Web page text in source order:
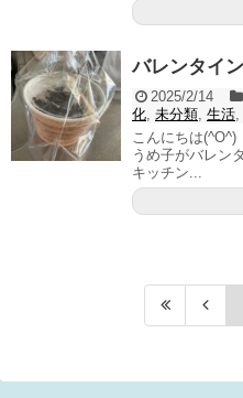
バレンタイン
2025/2/14
化 未分類 生活
こんにちは
うめ子がバレン
キッチン...